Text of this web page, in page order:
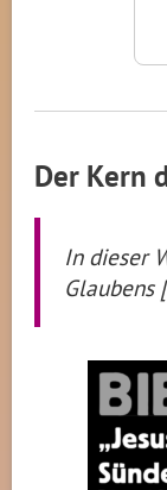
Der Kern
In dieser
Glaubens